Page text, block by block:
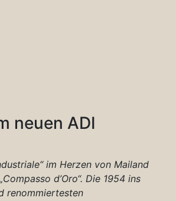
neuen ADI
im Herzen von Mailand
d’Oro“. Die 1954 ins
renommiertesten